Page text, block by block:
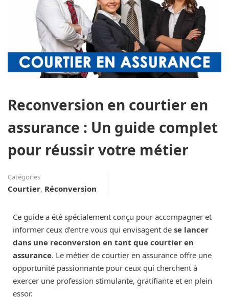
Reconversion en courtier en
assurance : Un guide complet
pour réussir votre métier
Catégories
Courtier, Réconversion
Ce guide a été spécialement conçu pour accompagner et
informer ceux d’entre vous qui envisagent de se lancer
dans une reconversion en tant que courtier en
assurance. Le métier de courtier en assurance offre une
opportunité passionnante pour ceux qui cherchent à
exercer une profession stimulante, gratifiante et en plein
essor.